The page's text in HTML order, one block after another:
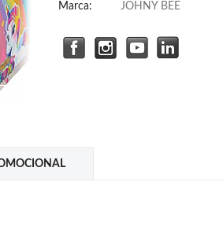
Marca:
JOHNY BEE